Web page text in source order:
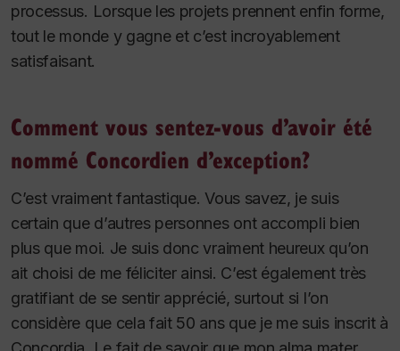
processus. Lorsque les projets prennent enfin forme,
tout le monde y gagne et c’est incroyablement
satisfaisant.
Comment vous sentez-vous d’avoir été
nommé Concordien d’exception?
C’est vraiment fantastique. Vous savez, je suis
certain que d’autres personnes ont accompli bien
plus que moi. Je suis donc vraiment heureux qu’on
ait choisi de me féliciter ainsi. C’est également très
gratifiant de se sentir apprécié, surtout si l’on
considère que cela fait 50 ans que je me suis inscrit à